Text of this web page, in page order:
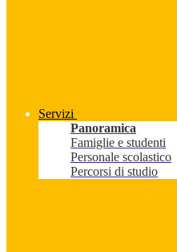
Servizi
Panoramica
Famiglie e studenti
Personale scolastico
Percorsi di studio